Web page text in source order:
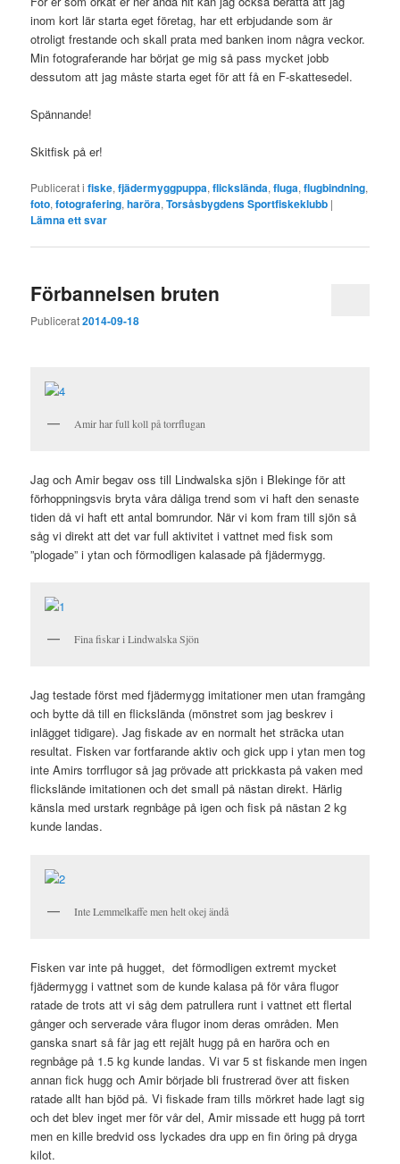
inom kort lär starta eget företag, har ett erbjudande som är
otroligt frestande och skall prata med banken inom några veckor.
Min fotograferande har börjat ge mig så pass mycket jobb
dessutom att jag måste starta eget för att få en F-skattesedel.
Spännande!
Skitfisk på er!
Publicerat i fiske,fjädermyggpuppa,flickslända,fluga,flugbindning,
foto,fotografering,haröra,Torsåsbygdens Sportfiskeklubb |
Lämna ett svar
Förbannelsen bruten
Publicerat2014-09-18
Amir har full koll på torrflugan
Jag och Amir begav oss till Lindwalska sjön i Blekinge för att
förhoppningsvis bryta våra dåliga trend som vi haft den senaste
tiden då vi haft ett antal bomrundor. När vi kom fram till sjön så
såg vi direkt att det var full aktivitet i vattnet med fisk som
”plogade” i ytan och förmodligen kalasade på fjädermygg.
Fina fiskar i Lindwalska Sjön
Jag testade först med fjädermygg imitationer men utan framgång
och bytte då till en flickslända (mönstret som jag beskrev i
inlägget tidigare). Jag fiskade av en normalt het sträcka utan
resultat. Fisken var fortfarande aktiv och gick upp i ytan men tog
inte Amirs torrflugor så jag prövade att prickkasta på vaken med
flickslände imitationen och det small på nästan direkt. Härlig
känsla med urstark regnbåge på igen och fisk på nästan 2 kg
kunde landas.
Inte Lemmelkaffe men helt okej ändå
Fisken var inte på hugget, det förmodligen extremt mycket
fjädermygg i vattnet som de kunde kalasa på för våra flugor
ratade de trots att vi såg dem patrullera runt i vattnet ett flertal
gånger och serverade våra flugor inom deras områden. Men
ganska snart så får jag ett rejält hugg på en haröra och en
regnbåge på 1.5 kg kunde landas. Vi var 5 st fiskande men ingen
annan fick hugg och Amir började bli frustrerad över att fisken
ratade allt han bjöd på. Vi fiskade fram tills mörkret hade lagt sig
och det blev inget mer för vår del, Amir missade ett hugg på torrt
men en kille bredvid oss lyckades dra upp en fin öring på dryga
kilot.